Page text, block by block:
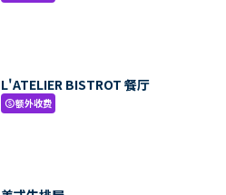
L'ATELIER BISTROT 餐厅
paid额外收费